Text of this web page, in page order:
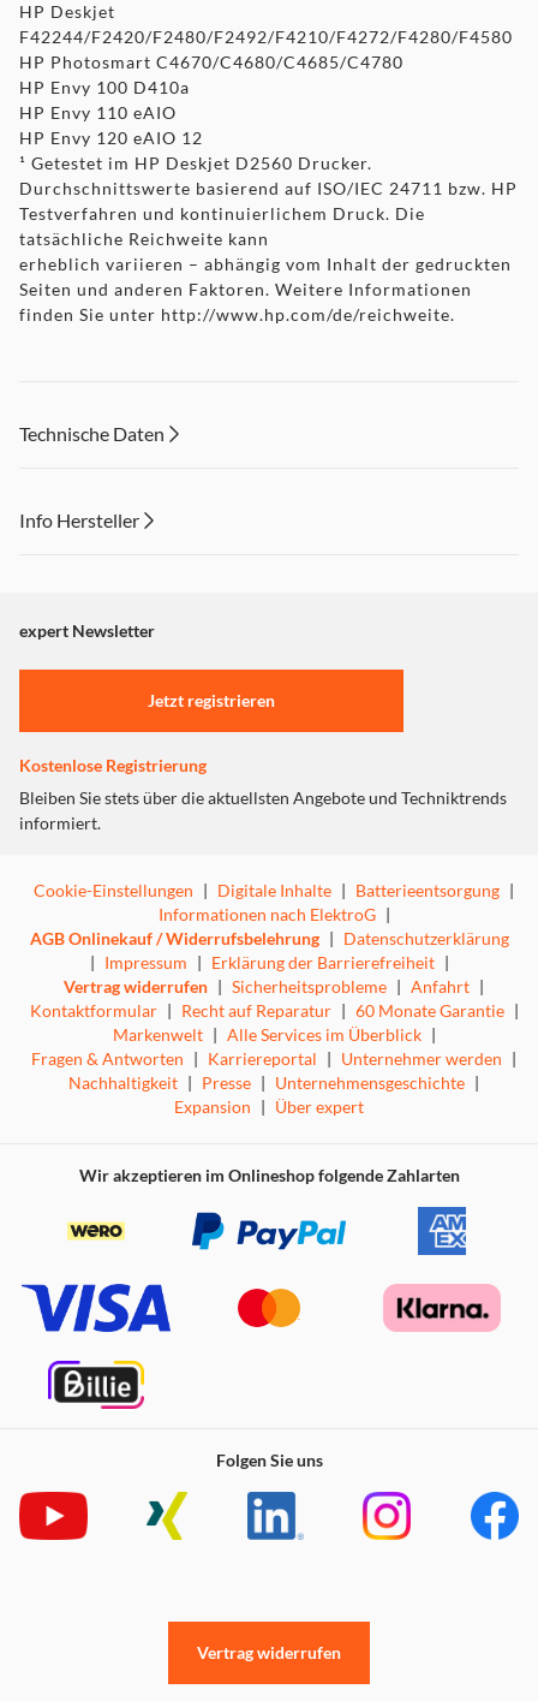
HP Deskjet
F42244/F2420/F2480/F2492/F4210/F4272/F4280/F4580
HP Photosmart C4670/C4680/C4685/C4780
HP Envy 100 D410a
HP Envy 110 eAIO
HP Envy 120 eAIO 12
¹ Getestet im HP Deskjet D2560 Drucker.
Durchschnittswerte basierend auf ISO/IEC 24711 bzw. HP
Testverfahren und kontinuierlichem Druck. Die
tatsächliche Reichweite kann
erheblich variieren – abhängig vom Inhalt der gedruckten
Seiten und anderen Faktoren. Weitere Informationen
finden Sie unter http://www.hp.com/de/reichweite.
Technische Daten
Info Hersteller
"Marketing".
Einstellungen anpassen
expert Newsletter
Jetzt registrieren
Kostenlose Registrierung
Bleiben Sie stets über die aktuellsten Angebote und Techniktrends
informiert.
Cookie-Einstellungen | Digitale Inhalte | Batterieentsorgung |
Informationen nach ElektroG |
AGB Onlinekauf / Widerrufsbelehrung | Datenschutzerklärung
| Impressum | Erklärung der Barrierefreiheit |
Vertrag widerrufen | Sicherheitsprobleme | Anfahrt |
Kontaktformular | Recht auf Reparatur | 60 Monate Garantie |
Markenwelt | Alle Services im Überblick |
Fragen & Antworten | Karriereportal | Unternehmer werden |
Nachhaltigkeit | Presse | Unternehmensgeschichte |
Expansion | Über expert
Wir akzeptieren im Onlineshop folgende Zahlarten
Folgen Sie uns
Vertrag widerrufen